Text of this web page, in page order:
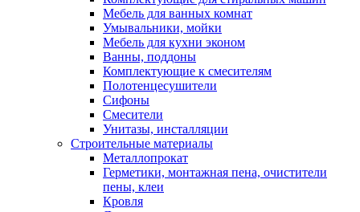
Мебель для ванных комнат
Умывальники, мойки
Мебель для кухни эконом
Ванны, поддоны
Комплектующие к смесителям
Полотенцесушители
Сифоны
Смесители
Унитазы, инсталляции
Строительные материалы
Металлопрокат
Герметики, монтажная пена, очистители
пены, клеи
Кровля